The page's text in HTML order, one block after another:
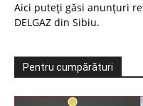
Aici puteți găsi anunțuri
DELGAZ din Sibiu.
Pentru cumpărături